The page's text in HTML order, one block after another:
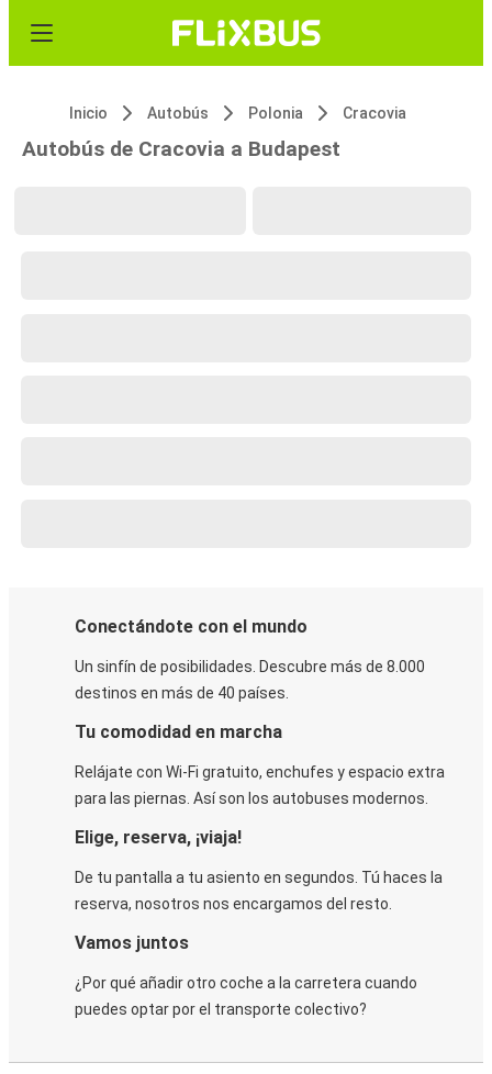
Inicio Autobús Polonia Cracovia
Autobús de Cracovia a Budapest
Conectándote con el mundo
Un sinfín de posibilidades. Descubre más de 8.000
destinos en más de 40 países.
Tu comodidad en marcha
Relájate con Wi-Fi gratuito, enchufes y espacio extra
para las piernas. Así son los autobuses modernos.
Elige, reserva, ¡viaja!
De tu pantalla a tu asiento en segundos. Tú haces la
reserva, nosotros nos encargamos del resto.
Vamos juntos
¿Por qué añadir otro coche a la carretera cuando
puedes optar por el transporte colectivo?